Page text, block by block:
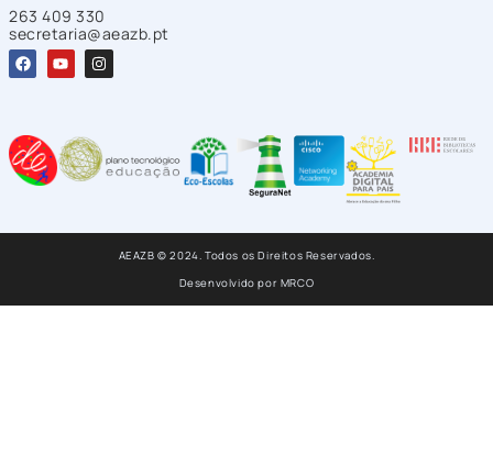
263 409 330
secretaria@aeazb.pt
AEAZB © 2024. Todos os Direitos Reservados.
Desenvolvido por MRCO